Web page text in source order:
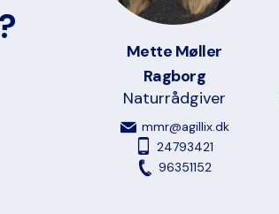
Mette Møller
Ragborg
Naturrådgiver
mmr@agillix.dk
24793421
96351152